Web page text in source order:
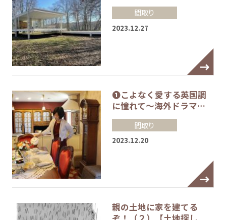
間取り
2023.12.27
❶こよなく愛する英国調
に憧れて～海外ドラマ…
間取り
2023.12.20
親の土地に家を建てる